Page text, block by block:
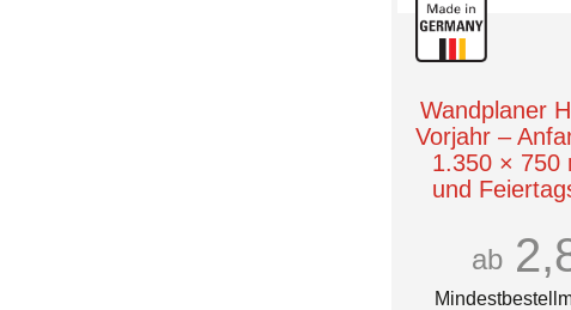
Wandplaner
Vorjahr –
1.350 × 750
und
ab